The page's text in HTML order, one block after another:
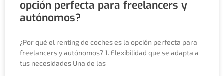
opción perfecta para freelancers y
autónomos?
¿Por qué el renting de coches es la opción perfecta para
freelancers y autónomos? 1. Flexibilidad que se adapta a
tus necesidades Una de las